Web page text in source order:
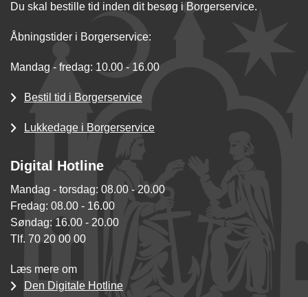
Du skal bestille tid inden dit besøg i Borgerservice.
Åbningstider i Borgerservice:
Mandag - fredag: 10.00 - 16.00
Bestil tid i Borgerservice
Lukkedage i Borgerservice
Digital Hotline
Mandag - torsdag: 08.00 - 20.00
Fredag: 08.00 - 16.00
Søndag: 16.00 - 20.00
Tlf. 70 20 00 00
Læs mere om
Den Digitale Hotline